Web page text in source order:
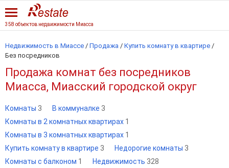
358 объектов недвижимости Миасса
Недвижимость в Миассе / Продажа / Купить комнату в квартире /
Без посредников
Продажа комнат без посредников
Миасса, Миасский городской округ
Комнаты 3 В коммуналке 3
Комнаты в 2 комнатных квартирах 1
Комнаты в 3 комнатных квартирах 1
Купить комнату в квартире 3 Недорогие комнаты 3
Комнаты с балконом 1 Недвижимость 328